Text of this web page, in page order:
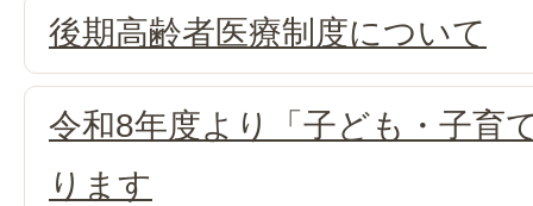
後期高齢者医療制度について
令和8年度より「子ども・子育
ります